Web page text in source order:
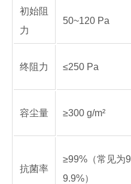
初始阻
力
50~120 Pa
终阻力 ≤250 Pa
容尘量 ≥300 g/m²
抗菌率
≥99%（常见为9
9.9%）